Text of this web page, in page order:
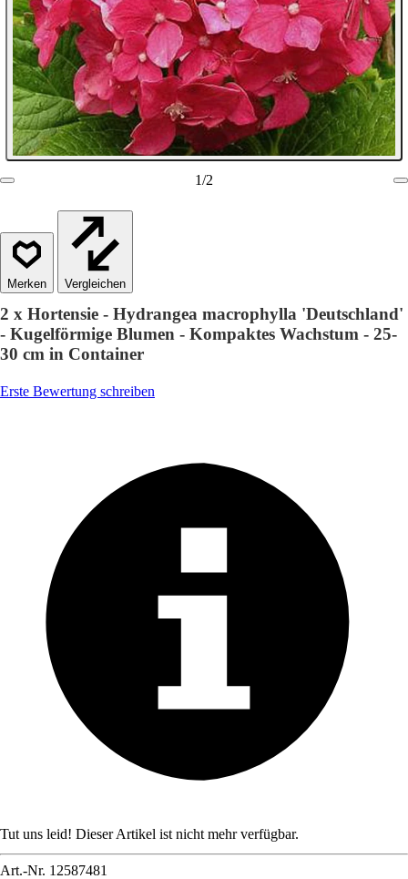
1/2
Vergleichen
2 x Hortensie - Hydrangea macrophylla 'Deutschland'
- Kugelförmige Blumen - Kompaktes Wachstum - 25-
30 cm in Container
Erste Bewertung schreiben
Tut uns leid! Dieser Artikel ist nicht mehr verfügbar.
Art.-Nr. 12587481